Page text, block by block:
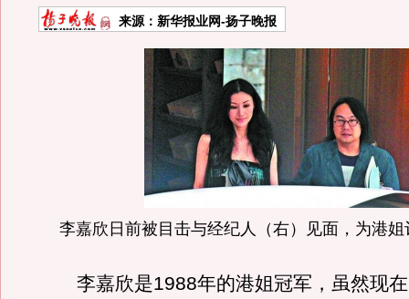
来源： 新华报业网-扬子晚报
李嘉欣日前被目击与经纪人（右）见面，为港
李嘉欣是1988年的港姐冠军，虽然现在